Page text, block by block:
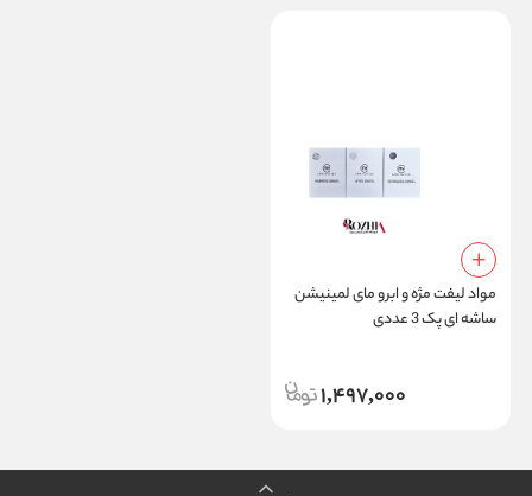
مواد لیفت مژه و ابرو مای لمینیشن
ساشه ای پک 3 عددی
1,497,000